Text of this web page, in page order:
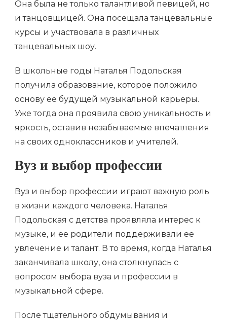
Она была не только талантливой певицей, но
и танцовщицей. Она посещала танцевальные
курсы и участвовала в различных
танцевальных шоу.
В школьные годы Наталья Подольская
получила образование, которое положило
основу ее будущей музыкальной карьеры.
Уже тогда она проявила свою уникальность и
яркость, оставив незабываемые впечатления
на своих одноклассников и учителей.
Вуз и выбор профессии
Вуз и выбор профессии играют важную роль
в жизни каждого человека. Наталья
Подольская с детства проявляла интерес к
музыке, и ее родители поддерживали ее
увлечение и талант. В то время, когда Наталья
заканчивала школу, она столкнулась с
вопросом выбора вуза и профессии в
музыкальной сфере.
После тщательного обдумывания и